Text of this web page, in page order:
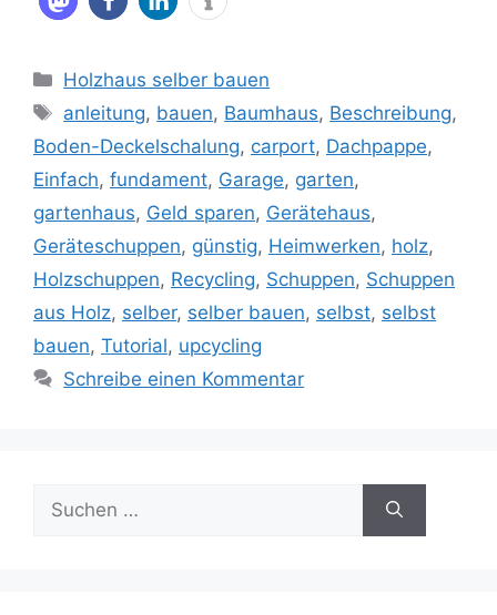
Kategorien
Holzhaus selber bauen
Schlagwörter
anleitung, bauen, Baumhaus, Beschreibung,
Boden-Deckelschalung, carport, Dachpappe,
Einfach, fundament, Garage, garten,
gartenhaus, Geld sparen, Gerätehaus,
Geräteschuppen, günstig, Heimwerken, holz,
Holzschuppen, Recycling, Schuppen, Schuppen
aus Holz, selber, selber bauen, selbst, selbst
bauen, Tutorial, upcycling
Schreibe einen Kommentar
nach: